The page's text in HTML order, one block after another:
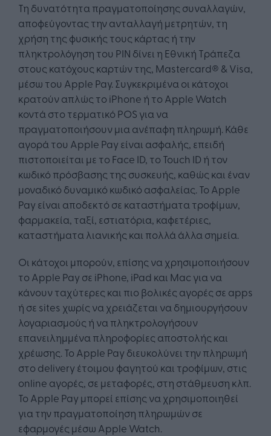
Τη δυνατότητα πραγματοποίησης συναλλαγών,
αποφεύγοντας την ανταλλαγή μετρητών, τη
χρήση της φυσικής τους κάρτας ή την
πληκτρολόγηση του ΡΙΝ δίνει η Εθνική Τράπεζα
στους κατόχους καρτών της, Mastercard® & Visa,
μέσω του Apple Pay. Συγκεκριμένα οι κάτοχοι
κρατούν απλώς το iPhone ή το Apple Watch
κοντά στο τερματικό POS για να
πραγματοποιήσουν μια ανέπαφη πληρωμή. Κάθε
αγορά του Apple Pay είναι ασφαλής, επειδή
πιστοποιείται με το Face ID, το Touch ID ή τον
κωδικό πρόσβασης της συσκευής, καθώς και έναν
μοναδικό δυναμικό κωδικό ασφαλείας. Το Apple
Pay είναι αποδεκτό σε καταστήματα τροφίμων,
φαρμακεία, ταξί, εστιατόρια, καφετέριες,
καταστήματα λιανικής και πολλά άλλα σημεία.
Οι κάτοχοι μπορούν, επίσης να χρησιμοποιήσουν
το Apple Pay σε iPhone, iPad και Mac για να
κάνουν ταχύτερες και πιο βολικές αγορές σε apps
ή σε sites χωρίς να χρειάζεται να δημιουργήσουν
λογαριασμούς ή να πληκτρολογήσουν
επανειλημμένα πληροφορίες αποστολής και
χρέωσης. Το Apple Pay διευκολύνει την πληρωμή
στο delivery έτοιμου φαγητού και τροφίμων, στις
online αγορές, σε μεταφορές, στη στάθμευση κλπ.
Το Apple Pay μπορεί επίσης να χρησιμοποιηθεί
για την πραγματοποίηση πληρωμών σε
εφαρμογές μέσω Apple Watch.